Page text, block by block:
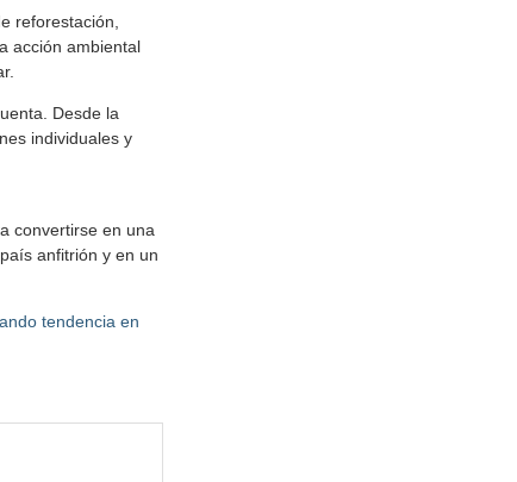
reforestación,
acción ambiental
Desde la
individuales y
convertirse en una
anfitrión y en un
tendencia en